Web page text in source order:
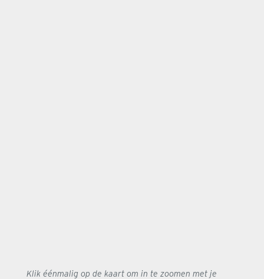
Klik éénmalig op de kaart om in te zoomen met je